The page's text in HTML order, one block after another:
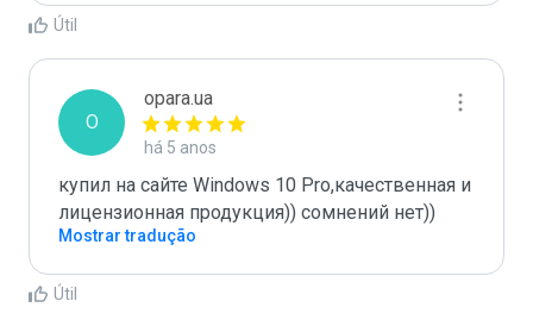
Útil
O
opara.ua
há 5 anos
купил на сайте Windows 10 Pro,качественная и
лицензионная продукция)) сомнений нет))
Mostrar tradução
Útil